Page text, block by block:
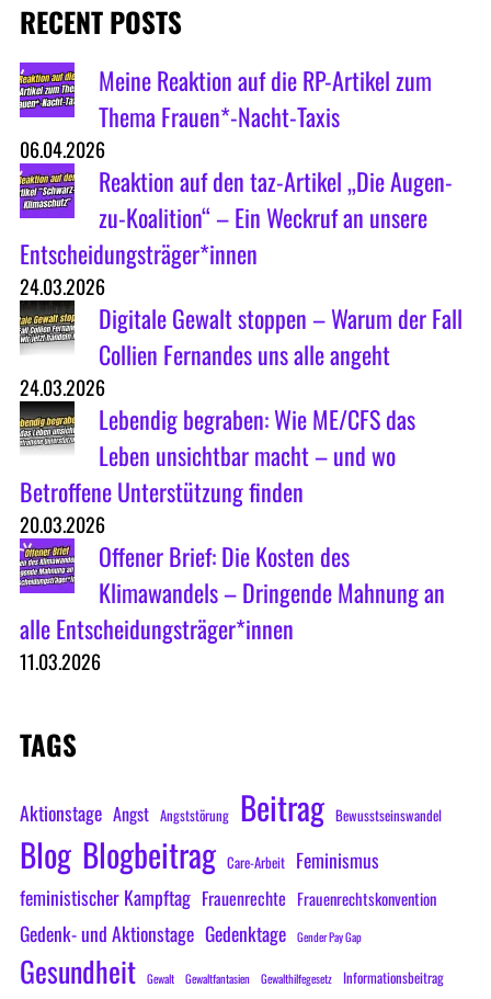
RECENT POSTS
Meine Reaktion auf die RP-Artikel zum
Thema Frauen*-Nacht-Taxis
06.04.2026
Reaktion auf den taz-Artikel „Die Augen-
zu-Koalition“ – Ein Weckruf an unsere
Entscheidungsträger*innen
24.03.2026
Digitale Gewalt stoppen – Warum der Fall
Collien Fernandes uns alle angeht
24.03.2026
Lebendig begraben: Wie ME/CFS das
Leben unsichtbar macht – und wo
Betroffene Unterstützung finden
20.03.2026
Offener Brief: Die Kosten des
Klimawandels – Dringende Mahnung an
alle Entscheidungsträger*innen
11.03.2026
TAGS
Aktionstage Angst Angststörung Beitrag Bewusstseinswandel
Blog Blogbeitrag Care-Arbeit Feminismus
feministischer Kampftag Frauenrechte Frauenrechtskonvention
Gedenk- und Aktionstage Gedenktage Gender Pay Gap
Gesundheit Gewalt Gewaltfantasien Gewalthilfegesetz Informationsbeitrag